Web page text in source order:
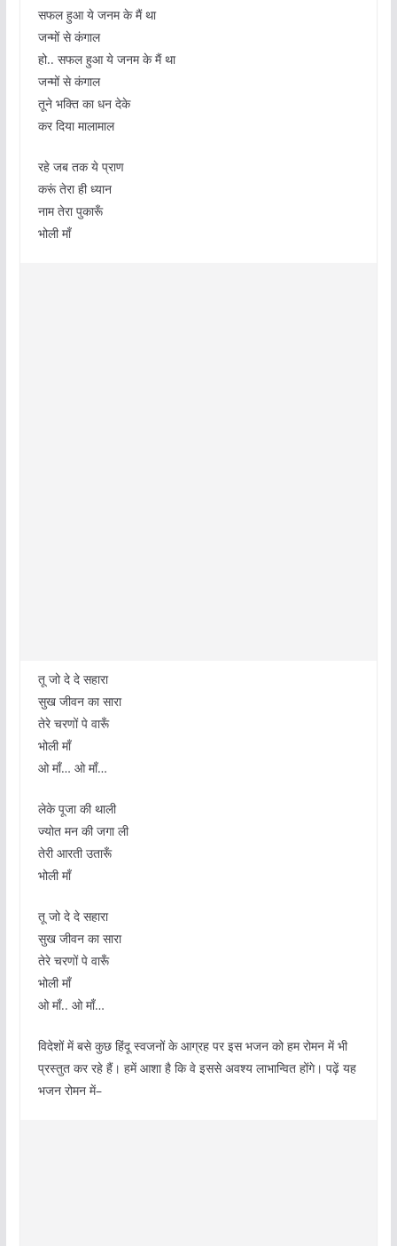
सफल हुआ ये जनम के मैं था
जन्मों से कंगाल
हो.. सफल हुआ ये जनम के मैं था
जन्मों से कंगाल
तूने भक्ति का धन देके
कर दिया मालामाल
रहे जब तक ये प्राण
करूं तेरा ही ध्यान
नाम तेरा पुकारूँ
भोली माँ
तू जो दे दे सहारा
सुख जीवन का सारा
तेरे चरणों पे वारूँ
भोली माँ
ओ माँ… ओ माँ…
लेके पूजा की थाली
ज्योत मन की जगा ली
तेरी आरती उतारूँ
भोली माँ
तू जो दे दे सहारा
सुख जीवन का सारा
तेरे चरणों पे वारूँ
भोली माँ
ओ माँ.. ओ माँ…
विदेशों में बसे कुछ हिंदू स्वजनों के आग्रह पर इस भजन को हम रोमन में भी
प्रस्तुत कर रहे हैं। हमें आशा है कि वे इससे अवश्य लाभान्वित होंगे। पढ़ें यह
भजन रोमन में–